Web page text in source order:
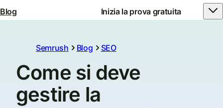
Blog Inizia la prova gratuita
Semrush Blog SEO
Come si deve
gestire la